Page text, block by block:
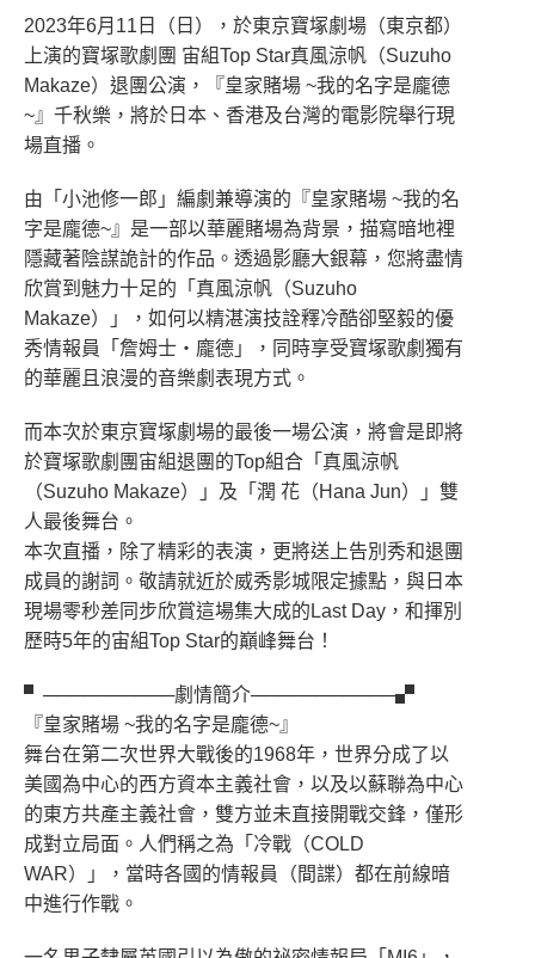
2023年6月11日（日），於東京寶塚劇場（東京都）
上演的寶塚歌劇團 宙組Top Star真風涼帆（Suzuho
Makaze）退團公演，『皇家賭場 ~我的名字是龐德
~』千秋樂，將於日本、香港及台灣的電影院舉行現
場直播。
由「小池修一郎」編劇兼導演的『皇家賭場 ~我的名
字是龐德~』是一部以華麗賭場為背景，描寫暗地裡
隱藏著陰謀詭計的作品。透過影廳大銀幕，您將盡情
欣賞到魅力十足的「真風涼帆（Suzuho
Makaze）」，如何以精湛演技詮釋冷酷卻堅毅的優
秀情報員「詹姆士‧龐德」，同時享受寶塚歌劇獨有
的華麗且浪漫的音樂劇表現方式。
而本次於東京寶塚劇場的最後一場公演，將會是即將
於寶塚歌劇團宙組退團的Top組合「真風涼帆
（Suzuho Makaze）」及「潤 花（Hana Jun）」雙
人最後舞台。
本次直播，除了精彩的表演，更將送上告別秀和退團
成員的謝詞。敬請就近於威秀影城限定據點，與日本
現場零秒差同步欣賞這場集大成的Last Day，和揮別
歷時5年的宙組Top Star的巔峰舞台！
▘──────────劇情簡介───────────▞
『皇家賭場 ~我的名字是龐德~』
舞台在第二次世界大戰後的1968年，世界分成了以
美國為中心的西方資本主義社會，以及以蘇聯為中心
的東方共產主義社會，雙方並未直接開戰交鋒，僅形
成對立局面。人們稱之為「冷戰（COLD
WAR）」，當時各國的情報員（間諜）都在前線暗
中進行作戰。